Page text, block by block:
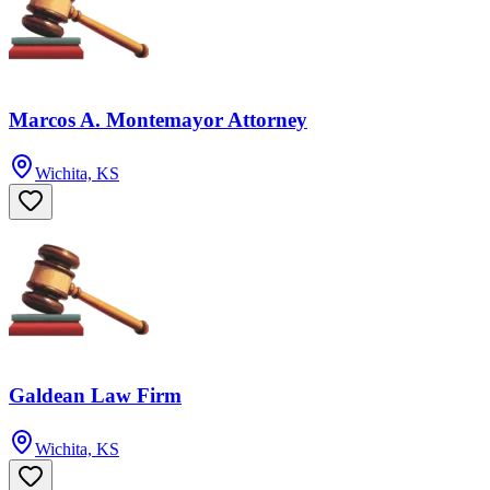
Marcos A. Montemayor Attorney
Wichita, KS
Galdean Law Firm
Wichita, KS